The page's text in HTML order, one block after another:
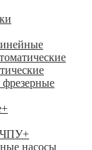
+
ЧПУ+
насосы